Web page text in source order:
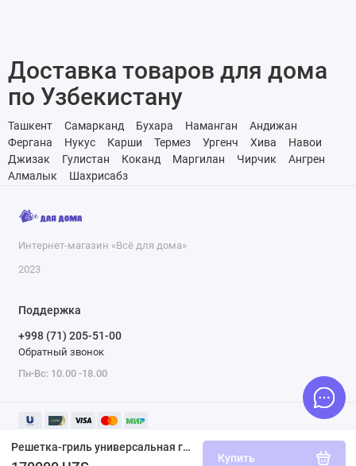
Решетка-гриль универсальная глубокая Hot Pot 61338
Купить
Доставка товаров для дома
по Узбекистану
Ташкент Самарканд Бухара Наманган
Андижан
Фергана
Нукус Карши Термез Ургенч Хива
Навои
Джизак
Гулистан Коканд Маргилан Чирчик
Ангрен
Алмалык
Шахрисабз
Интернет-магазин «Всё для дома»
2023
Поддержка
+998 (71) 205-51-00
Обратный звонок
Пн-Вс: 10.00 -18.00